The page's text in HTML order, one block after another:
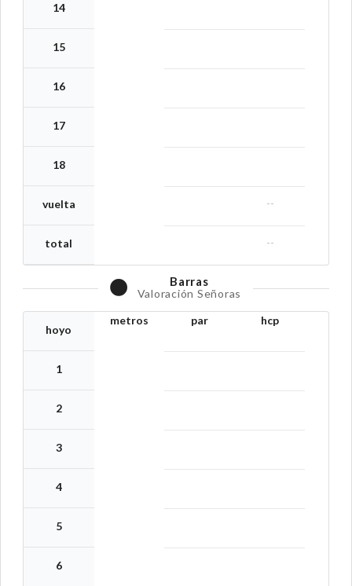
14
15
16
17
18
vuelta
total
--
--
Barras
Valoración Señoras
hoyo
1
2
3
4
5
6
metros par hcp